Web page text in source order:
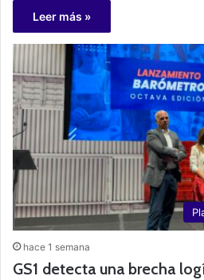
Leer más »
hace 1 semana
GS1 detecta una brecha